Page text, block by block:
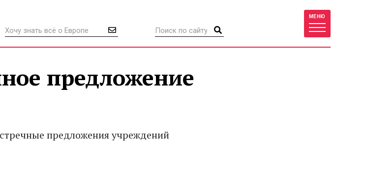
МЕНЮ
предложение
предложения учреждений